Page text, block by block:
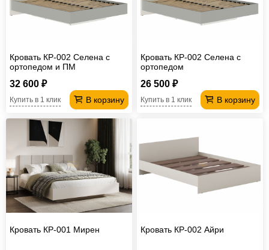
Кровать КР-002 Селена с
ортопедом и ПМ
32 600 ₽
В корзину
Купить в 1 клик
Кровать КР-002 Селена с
ортопедом
26 500 ₽
В корзину
Купить в 1 клик
Кровать КР-001 Мирен Кровать КР-002 Айри